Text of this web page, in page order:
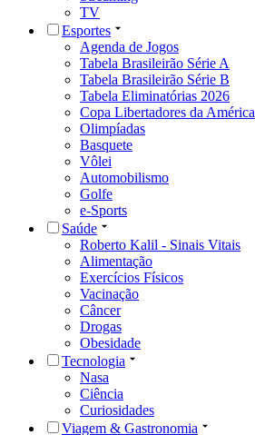
TV
Esportes
Agenda de Jogos
Tabela Brasileirão Série A
Tabela Brasileirão Série B
Tabela Eliminatórias 2026
Copa Libertadores da América
Olimpíadas
Basquete
Vôlei
Automobilismo
Golfe
e-Sports
Saúde
Roberto Kalil - Sinais Vitais
Alimentação
Exercícios Físicos
Vacinação
Câncer
Drogas
Obesidade
Tecnologia
Nasa
Ciência
Curiosidades
Viagem & Gastronomia